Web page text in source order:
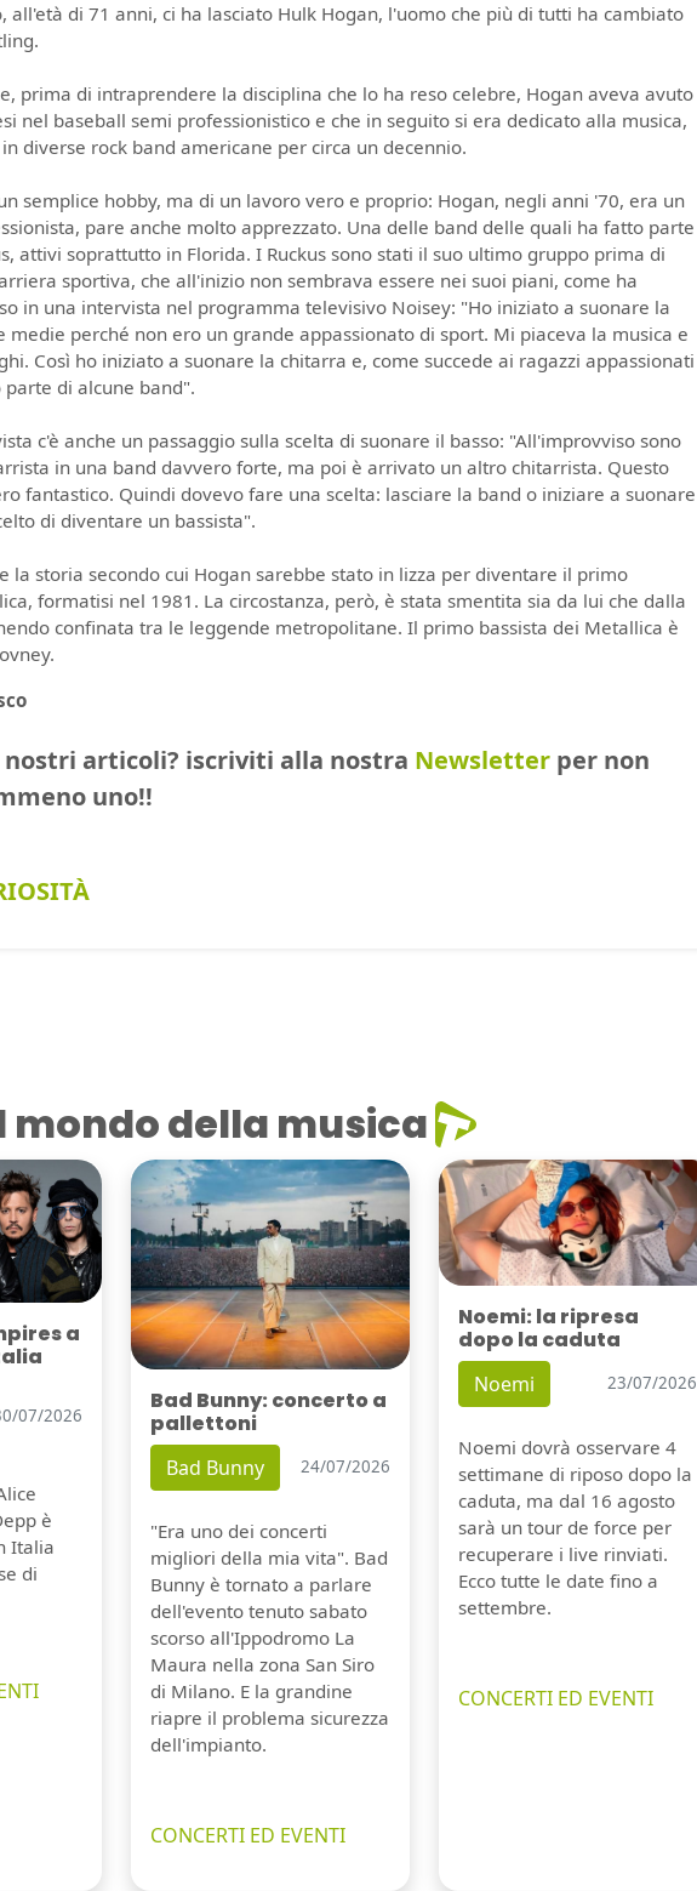
all'età di 71 anni, ci ha lasciato Hulk Hogan, l'uomo che più di tutti ha cambiato
prima di intraprendere la disciplina che lo ha reso celebre, Hogan aveva avuto
nel baseball semi professionistico e che in seguito si era dedicato alla musica,
diverse rock band americane per circa un decennio.
semplice hobby, ma di un lavoro vero e proprio: Hogan, negli anni '70, era un
pare anche molto apprezzato. Una delle band delle quali ha fatto parte
attivi soprattutto in Florida. I Ruckus sono stati il suo ultimo gruppo prima di
sportiva, che all'inizio non sembrava essere nei suoi piani, come ha
in una intervista nel programma televisivo Noisey: "Ho iniziato a suonare la
medie perché non ero un grande appassionato di sport. Mi piaceva la musica e
Così ho iniziato a suonare la chitarra e, come succede ai ragazzi appassionati
di alcune band".
c'è anche un passaggio sulla scelta di suonare il basso: "All'improvviso sono
in una band davvero forte, ma poi è arrivato un altro chitarrista. Questo
fantastico. Quindi dovevo fare una scelta: lasciare la band o iniziare a suonare
di diventare un bassista".
la storia secondo cui Hogan sarebbe stato in lizza per diventare il primo
formatisi nel 1981. La circostanza, però, è stata smentita sia da lui che dalla
confinata tra le leggende metropolitane. Il primo bassista dei Metallica è
nostri articoli? iscriviti alla nostra Newsletter per non
uno!!
mondo della musica
a
07/2026
è
Italia
di
Bad Bunny: concerto a
pallettoni
Bad Bunny 24/07/2026
"Era uno dei concerti
migliori della mia vita". Bad
Bunny è tornato a parlare
dell'evento tenuto sabato
scorso all'Ippodromo La
Maura nella zona San Siro
di Milano. E la grandine
riapre il problema sicurezza
dell'impianto.
CONCERTI ED EVENTI
Noemi: la ripresa
dopo la caduta
Noemi 23/07/2026
Noemi dovrà osservare 4
settimane di riposo dopo la
caduta, ma dal 16 agosto
sarà un tour de force per
recuperare i live rinviati.
Ecco tutte le date fino a
settembre.
CONCERTI ED EVENTI